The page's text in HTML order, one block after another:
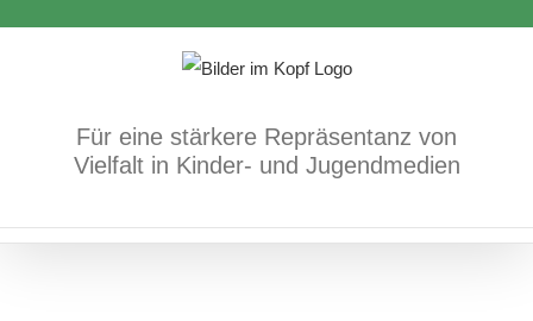
Für eine stärkere Repräsentanz von
Vielfalt in Kinder- und Jugendmedien